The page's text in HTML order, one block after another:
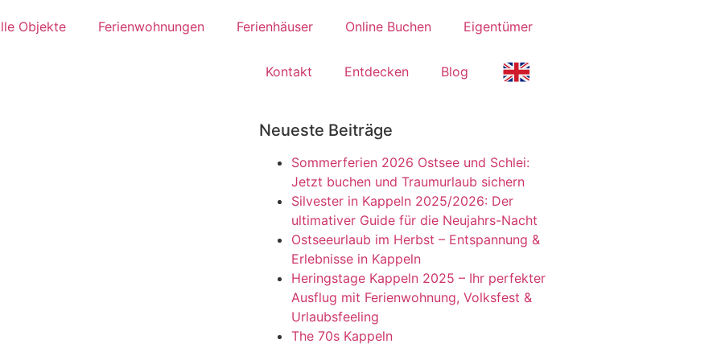
Objekte Ferienwohnungen Ferienhäuser Online Buchen Eigentümer
Kontakt Entdecken Blog
Neueste Beiträge
Sommerferien 2026 Ostsee und Schlei:
Jetzt buchen und Traumurlaub sichern
Silvester in Kappeln 2025/2026: Der
ultimativer Guide für die Neujahrs-Nacht
Ostseeurlaub im Herbst – Entspannung &
Erlebnisse in Kappeln
Heringstage Kappeln 2025 – Ihr perfekter
Ausflug mit Ferienwohnung, Volksfest &
Urlaubsfeeling
The 70s Kappeln